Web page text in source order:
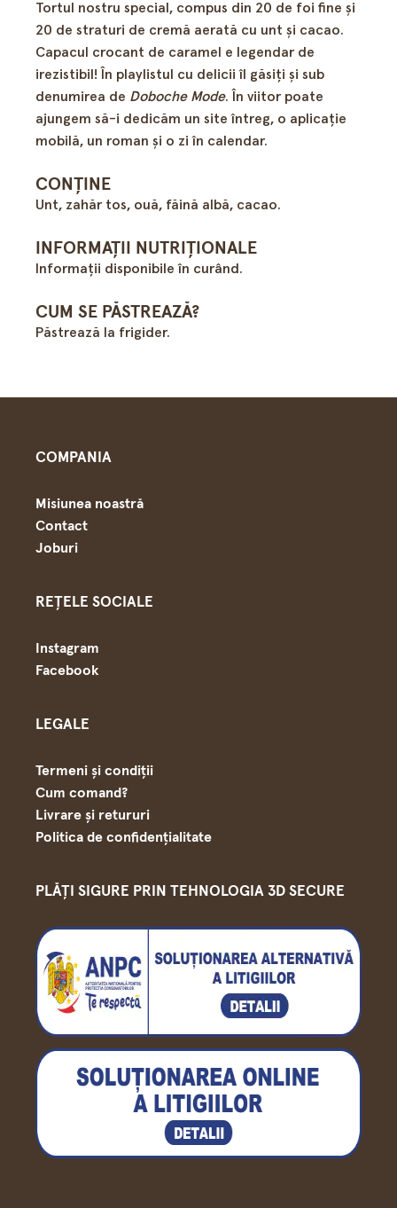
Tortul nostru special, compus din 20 de foi fine și
20 de straturi de cremă aerată cu unt și cacao.
Capacul crocant de caramel e legendar de
irezistibil! În playlistul cu delicii îl găsiţi şi sub
denumirea de Doboche Mode. În viitor poate
ajungem să-i dedicăm un site întreg, o aplicaţie
mobilă, un roman şi o zi în calendar.
CONȚINE
Unt, zahăr tos, ouă, făină albă, cacao.
INFORMAȚII NUTRIȚIONALE
Informații disponibile în curând.
CUM SE PĂSTREAZĂ?
Păstrează la frigider.
COMPANIA
Misiunea noastră
Contact
Joburi
REȚELE SOCIALE
Instagram
Facebook
LEGALE
Termeni și condiții
Cum comand?
Livrare și retururi
Politica de confidențialitate
PLĂȚI SIGURE PRIN TEHNOLOGIA 3D SECURE